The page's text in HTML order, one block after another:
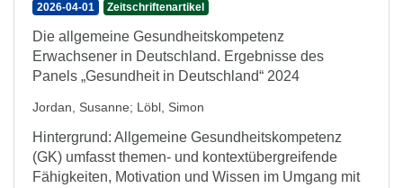
2026-04-01 Zeitschriftenartikel
Die allgemeine Gesundheitskompetenz
Erwachsener in Deutschland. Ergebnisse des
Panels „Gesundheit in Deutschland“ 2024
Jordan, Susanne; Löbl, Simon
Hintergrund: Allgemeine Gesundheitskompetenz
(GK) umfasst themen- und kontextübergreifende
Fähigkeiten, Motivation und Wissen im Umgang mit